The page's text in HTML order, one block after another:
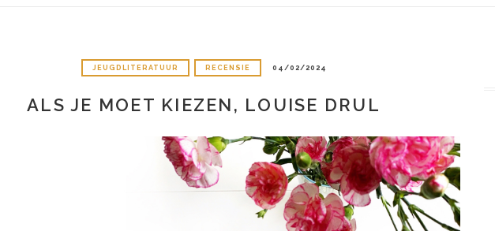
JEUGDLITERATUUR RECENSIE 04/02/2024
ALS JE MOET KIEZEN, LOUISE DRUL